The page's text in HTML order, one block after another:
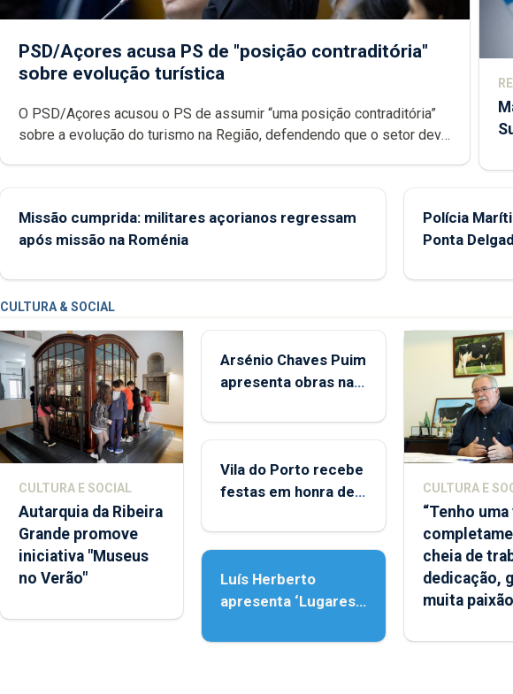
PSD/Açores acusa PS de "posição contraditória"
sobre evolução turística
O PSD/Açores acusou o PS de assumir “uma posição contraditória”
sobre a evolução do turismo na Região, defendendo que o setor deve
Missão cumprida: militares açorianos regressam
após missão na Roménia
Polícia
Ponta
CULTURA & SOCIAL
CULTURA E SOCIAL
Autarquia da Ribeira
Grande promove
iniciativa "Museus
no Verão"
Arsénio Chaves Puim
apresenta obras na
Porto
Vila do Porto recebe
festas em honra de
Assunção
Luís Herberto
apresenta ‘Lugares
CULTURA E
“Tenho uma
cheia de
dedicação,
muita